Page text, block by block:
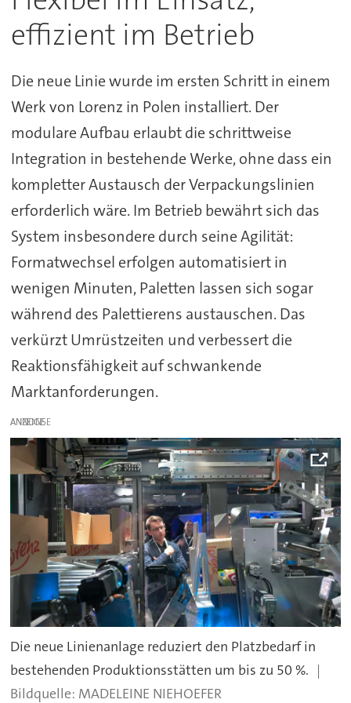
effizient im Betrieb
Die neue Linie wurde im ersten Schritt in einem
Werk von Lorenz in Polen installiert. Der
modulare Aufbau erlaubt die schrittweise
Integration in bestehende Werke, ohne dass ein
kompletter Austausch der Verpackungslinien
erforderlich wäre. Im Betrieb bewährt sich das
System insbesondere durch seine Agilität:
Formatwechsel erfolgen automatisiert in
wenigen Minuten, Paletten lassen sich sogar
während des Palettierens austauschen. Das
verkürzt Umrüstzeiten und verbessert die
Reaktionsfähigkeit auf schwankende
Marktanforderungen.
ANZEIGE
Die neue Linien­anlage reduziert den Platzbedarf in
bestehenden Produktionsstätten um bis zu 50 %.
MADELEINE NIEHOEFER